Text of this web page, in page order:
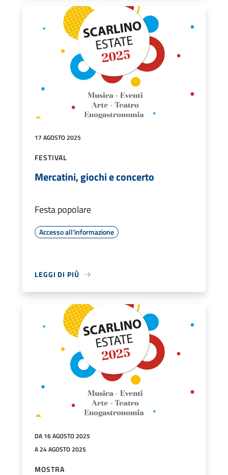
17 AGOSTO 2025
FESTIVAL
Mercatini, giochi e concerto
Festa popolare
Accesso all'informazione
LEGGI DI PIÙ
DA 16 AGOSTO 2025
A 24 AGOSTO 2025
MOSTRA